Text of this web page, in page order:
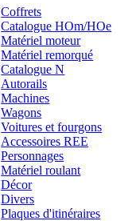
Coffrets
Catalogue HOm/HOe
Matériel moteur
Matériel remorqué
Catalogue N
Autorails
Machines
Wagons
Voitures et fourgons
Accessoires REE
Personnages
Matériel roulant
Décor
Divers
Plaques d'itinéraires